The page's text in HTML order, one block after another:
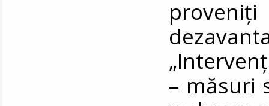
– măsuri